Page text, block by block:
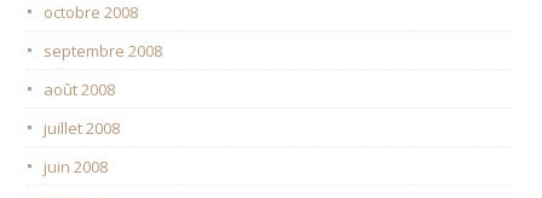
octobre 2008
septembre 2008
août 2008
juillet 2008
juin 2008